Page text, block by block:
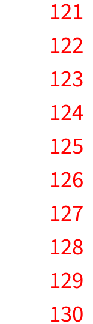
121
122
123
124
125
126
127
128
129
130